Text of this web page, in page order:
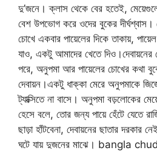
দু’জনে। ক্লাস থেকে বের হতেই,
বেশ উপভোগ করে ওদের বুকের দীর্ঘশ্বাস।
চোখে একবার পায়েলের দিকে তাকায়,
যাও, একটু আমাদের খেতে দিও।দেবায়নের
পরে, অনুপমা আর পায়েলের চোখের কথা
দেবায়ন।একটু ধাক্কা মেরে অনুপমাকে
ট্যাক্সিতে না বাসে। অনুপমা বড়লোকের
হেসে বলে, তোর জন্য পায়ে হেঁটে যেতে
ছাড়া হাঁটবেনা, দেবায়নের ছাতার দরকার
ঘটে যায় দুজনের মাঝে। bangla